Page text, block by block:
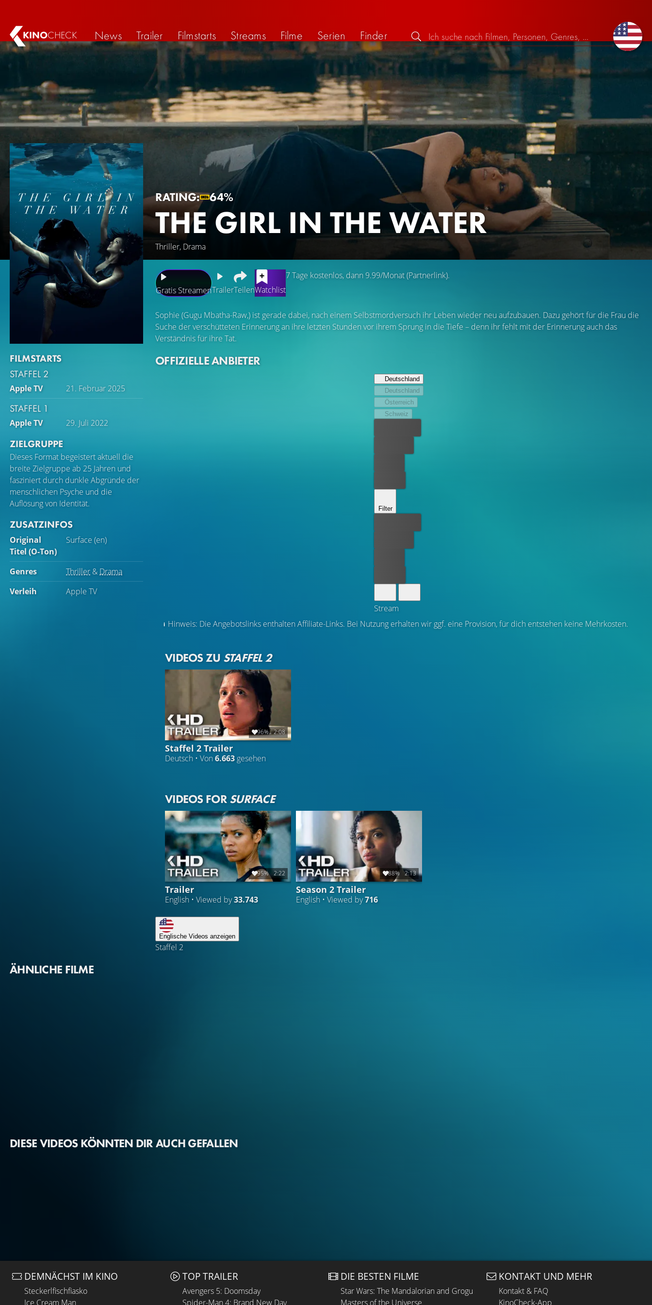
KINOCHECK News Trailer Filmstarts Streams Filme Serien Finder
RATING: 64%
THE GIRL IN THE WATER
Thriller, Drama
FILMSTARTS
STAFFEL 2
Apple TV 21. Februar 2025
STAFFEL 1
Apple TV 29. Juli 2022
ZIELGRUPPE
Dieses Format begeistert aktuell die
breite Zielgruppe ab 25 Jahren und
fasziniert durch dunkle Abgründe der
menschlichen Psyche und die
Auflösung von Identität.
ZUSATZINFOS
Original
Titel (O-Ton)
Surface (en)
Genres Thriller & Drama
Verleih
Apple TV
Gratis StreamenTrailerTeilenWatchlist
7 Tage kostenlos, dann 9.99/Monat (Partnerlink).
Sophie (Gugu Mbatha-Raw,) ist gerade dabei, nach einem Selbstmordversuch ihr Leben wieder neu aufzubauen. Dazu gehört für die Frau die
Suche der verschütteten Erinnerung an ihre letzten Stunden vor ihrem Sprung in die Tiefe – denn ihr fehlt mit der Erinnerung auch das
Verständnis für ihre Tat.
OFFIZIELLE ANBIETER
Deutschland
Deutschland
Österreich
Schweiz
Filter
Stream
Hinweis: Die Angebotslinks enthalten Affiliate-Links. Bei Nutzung erhalten wir ggf. eine Provision, für dich entstehen keine Mehrkosten.
VIDEOS ZU STAFFEL 2
96% 2:08
Staffel 2 Trailer
Deutsch • Von6.663 gesehen
VIDEOS FORSURFACE
95% 2:22
Trailer
English • Viewed by33.743
88% 2:13
Season 2 Trailer
English • Viewed by716
Englische Videos anzeigen
Staffel 2
ÄHNLICHE FILME
DIESE VIDEOS KÖNNTEN DIR AUCH GEFALLEN
DEMNÄCHST IM KINO
Steckerlfischfiasko
Ice Cream Man
TOP TRAILER
Avengers 5: Doomsday
Spider-Man 4: Brand New Day
DIE BESTEN FILME
Star Wars: The Mandalorian and Grogu
Masters of the Universe
KONTAKT UND MEHR
Kontakt & FAQ
KinoCheck-App